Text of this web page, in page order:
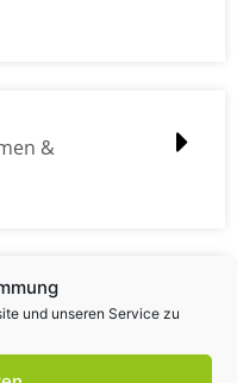
und unseren Service zu
&
und Texte)